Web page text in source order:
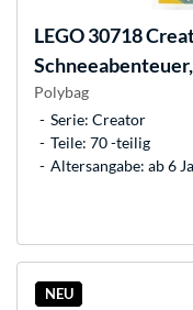
LEGO30718
Polybag
Serie: Creator
Teile: 70 -teilig
Altersangabe: ab 6
NEU